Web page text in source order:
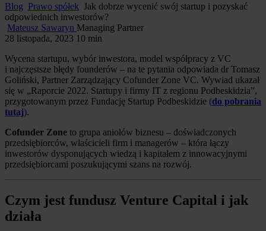
Blog Prawo spółek Jak dobrze wycenić swój startup i pozyskać
odpowiednich inwestorów?
Mateusz Sawaryn Managing Partner
28 listopada, 2023 10 min
Wycena startupu, wybór inwestora, model współpracy z VC
i najczęstsze błędy founderów – na te pytania odpowiada dr Tomasz
Goliński, Partner Zarządzający Cofunder Zone VC. Wywiad ukazał
się w „Raporcie 2022. Startupy i firmy IT z regionu Podbeskidzia”,
przygotowanym przez Fundację Startup Podbeskidzie (do pobrania
tutaj).
Cofunder Zone to grupa aniołów biznesu – doświadczonych
przedsiębiorców, właścicieli firm i managerów – która łączy
inwestorów dysponujących wiedzą i kapitałem z innowacyjnymi
przedsiębiorcami poszukującymi szans na rozwój.
Czym jest fundusz Venture Capital i jak
działa